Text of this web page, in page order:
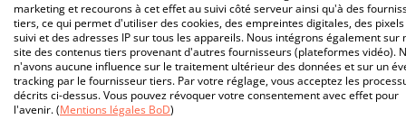
marketing et recourons à cet effet au suivi côté serveur ainsi qu'à des
tiers, ce qui permet d'utiliser des cookies, des empreintes digitales, des
suivi et des adresses IP sur tous les appareils. Nous intégrons également sur
site des contenus tiers provenant d'autres fournisseurs (plateformes vidéo).
n'avons aucune influence sur le traitement ultérieur des données et sur un
tracking par le fournisseur tiers. Par votre réglage, vous acceptez les
décrits ci-dessus. Vous pouvez révoquer votre consentement avec effet pour
l'avenir. (Mentions légales BoD)